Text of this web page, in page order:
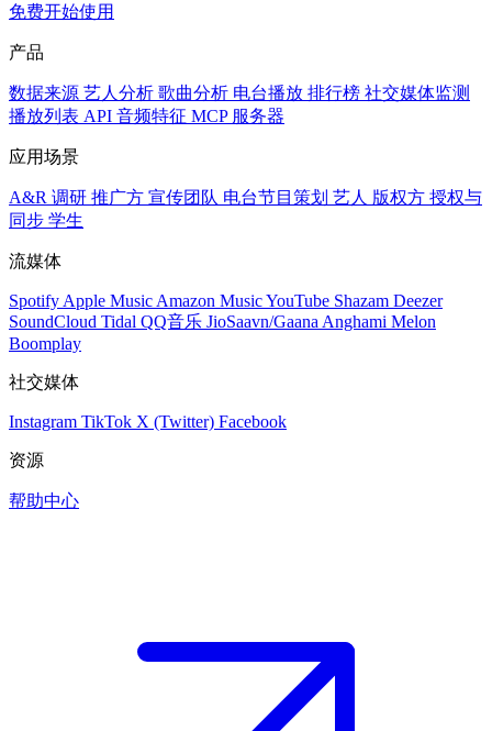
免费开始使用
产品
数据来源 艺人分析 歌曲分析 电台播放 排行榜 社交媒体监测
播放列表 API 音频特征 MCP 服务器
应用场景
A&R 调研 推广方 宣传团队 电台节目策划 艺人 版权方 授权与
同步 学生
流媒体
Spotify Apple Music Amazon MusicYouTube Shazam Deezer
SoundCloud Tidal QQ音乐 JioSaavn/Gaana Anghami Melon
Boomplay
社交媒体
Instagram TikTok X (Twitter) Facebook
资源
帮助中心